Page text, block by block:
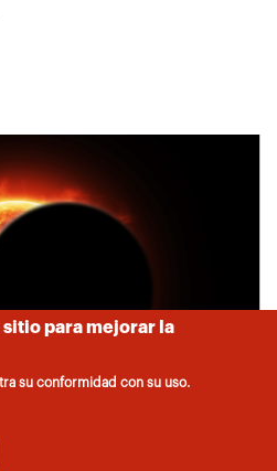
sitio para mejorar la
su conformidad con su uso.